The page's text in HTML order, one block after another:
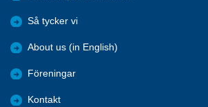
Så tycker vi
About us (in English)
Föreningar
Kontakt